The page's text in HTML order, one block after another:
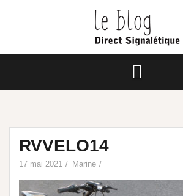
RVVELO14
17 mai 2021 Marine